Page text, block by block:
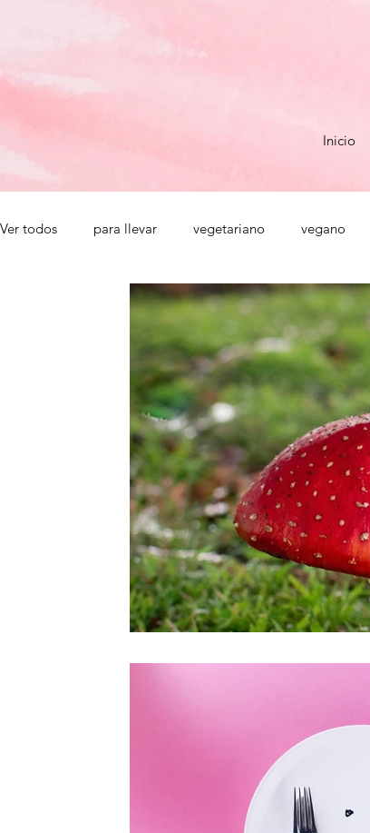
Inicio
Ver todos para llevar vegetariano vegano
personal ansiedad sueño
menstruación salud femenina
diabetes